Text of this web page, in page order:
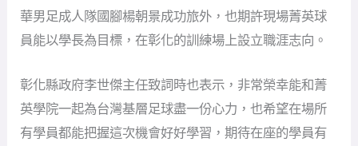
華男足成人隊國腳楊朝景成功旅外，也期許現場菁英球
員能以學長為目標，在彰化的訓練場上設立職涯志向。
彰化縣政府李世傑主任致詞時也表示，非常榮幸能和菁
英學院一起為台灣基層足球盡一份心力，也希望在場所
有學員都能把握這次機會好好學習，期待在座的學員有